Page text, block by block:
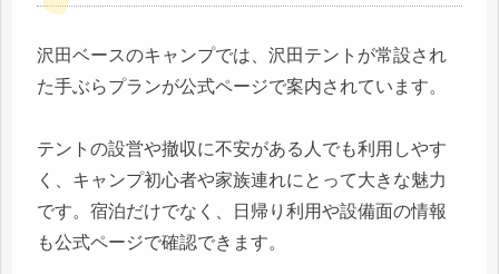
沢田ベースのキャンプでは、沢田テントが常設され
た手ぶらプランが公式ページで案内されています。
テントの設営や撤収に不安がある人でも利用しやす
く、キャンプ初心者や家族連れにとって大きな魅力
です。宿泊だけでなく、日帰り利用や設備面の情報
も公式ページで確認できます。